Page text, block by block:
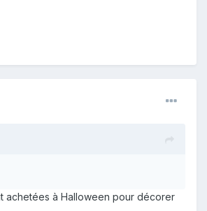
achetées à Halloween pour décorer